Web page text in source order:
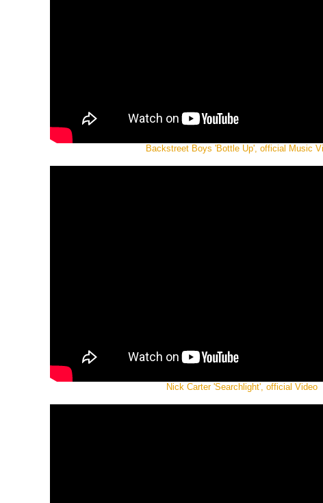
Backstreet Boys 'Bottle Up', official Music
Nick Carter 'Searchlight', official Video